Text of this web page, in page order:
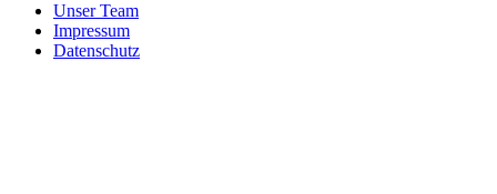
Unser Team
Impressum
Datenschutz